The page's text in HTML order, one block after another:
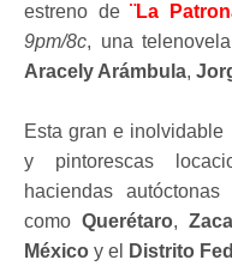
estreno de ¨La
9pm/8c, una
Aracely Arámbula,
Esta gran e
y pintorescas
haciendas
comoQuerétaro,
México y el Distrito